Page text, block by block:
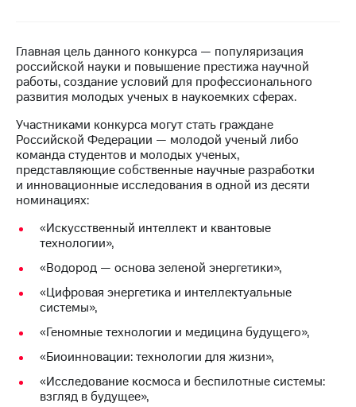
Корпоративное
управление
Корпоративный
секретарь
Раскрытие
информации
Информация
акционерам
Документы
ПАО
Собрания
акционеров
кабинет
акционера
Акционерный
капитал
Контроль
аудит
Рынок
акций
Главная цель данного конкурса — популяризация
российской науки и повышение престижа научной
работы, создание условий для профессионального
развития молодых ученых в наукоемких сферах.
Участниками конкурса могут стать граждане
Российской Федерации — молодой ученый либо
команда студентов и молодых ученых,
представляющие собственные научные разработки
и инновационные исследования в одной из десяти
номинациях:
«Искусственный интеллект и квантовые
технологии»,
«Водород — основа зеленой энергетики»,
«Цифровая энергетика и интеллектуальные
системы»,
«Геномные технологии и медицина будущего»,
«Биоинновации: технологии для жизни»,
«Исследование космоса и беспилотные системы:
взгляд в будущее»,